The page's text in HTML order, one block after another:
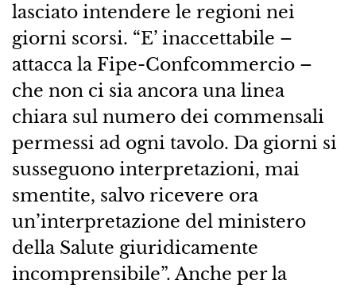
lasciato intendere le regioni nei
giorni scorsi. “E’ inaccettabile –
attacca la Fipe-Confcommercio –
che non ci sia ancora una linea
chiara sul numero dei commensali
permessi ad ogni tavolo. Da giorni si
susseguono interpretazioni, mai
smentite, salvo ricevere ora
un’interpretazione del ministero
della Salute giuridicamente
incomprensibile”. Anche per la